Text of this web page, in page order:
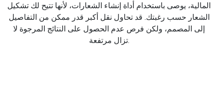
المالية، يوصى باستخدام أداة إنشاء الشعارات، لأنها تتيح لك تشكيل
الشعار حسب رغبتك. قد تحاول نقل أكبر قدر ممكن من التفاصيل
إلى المصمم، ولكن فرص عدم الحصول على النتائج المرجوة لا
تزال مرتفعة.